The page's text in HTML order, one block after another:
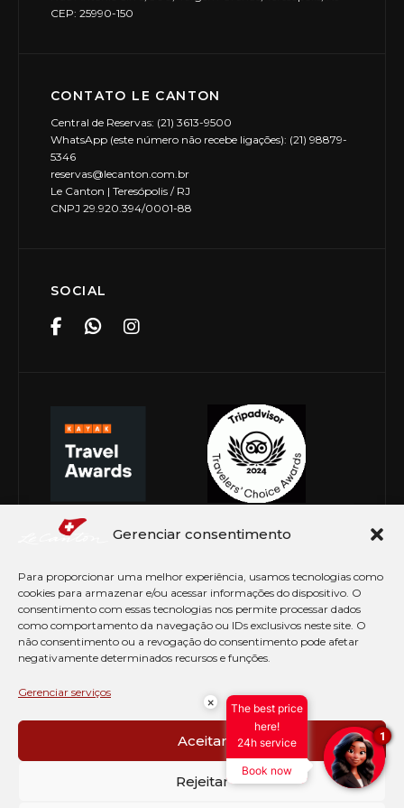
Gerenciar consentimento
Para proporcionar uma melhor experiência, usamos tecnologias como
cookies para armazenar e/ou acessar informações do dispositivo. O
consentimento com essas tecnologias nos permite processar dados
como comportamento da navegação ou IDs exclusivos neste site. O
não consentimento ou a revogação do consentimento pode afetar
negativamente determinados recursos e funções.
Gerenciar serviços
Aceitar
Rejeitar
CEP: 25990-150
CONTATO LE CANTON
Central de Reservas: (21) 3613-9500
WhatsApp (este número não recebe ligações): (21) 98879-
5346
reservas@lecanton.com.br
Le Canton | Teresópolis / RJ
CNPJ 29.920.394/0001-88
SOCIAL
© Copyright 2026 Le Canton. Todos os direitos
PRÉ CHECK-IN
AVISO DE COOKIES
PERGUNTAS FREQUENTES
×
The best price
here!
24h service
Book now
1